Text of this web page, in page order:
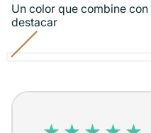
Un color que combine
destacar
o
o
oiPhone